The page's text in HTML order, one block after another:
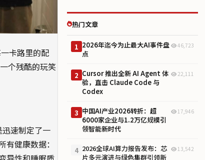
卡路里的配
个残酷的玩笑
速制定了一
健康数据：
热门文章
1 2026年迄今为止最大AI事件盘
点
46,723
2 Cursor 推出全新 AI Agent 体
验，直击 Claude Code 与
Codex
22,111
3 中国AI产业2026转折：超
6000家企业与1.2万亿规模引
领智能新时代
17,946
4 2026全球AI算力报告发布：芯
片多元演进与绿色集群引领新
13,542